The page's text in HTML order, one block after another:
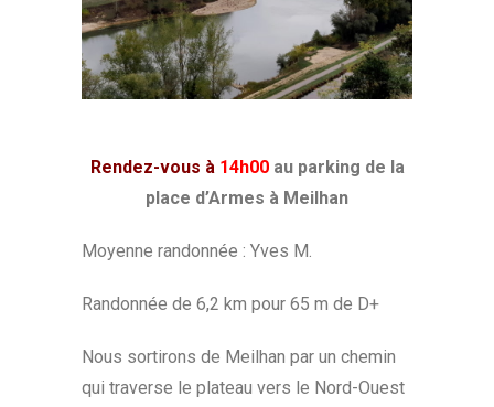
Rendez-vous à 14h00 au parking de la
place d’Armes à Meilhan
Moyenne randonnée : Yves M.
Randonnée de 6,2 km pour 65 m de D+
Nous sortirons de Meilhan par un chemin
qui traverse le plateau vers le Nord-Ouest